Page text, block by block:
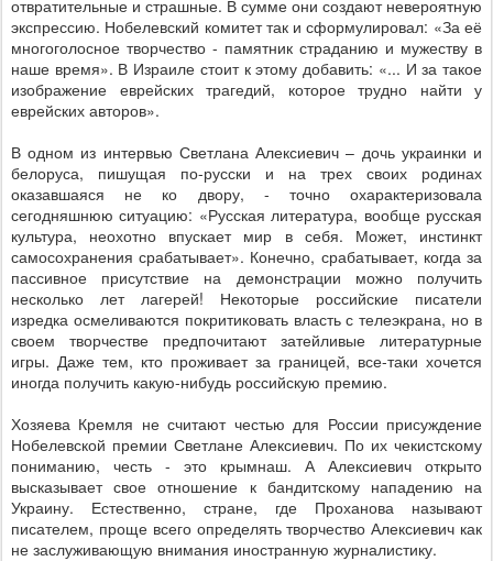
отвратительные и страшные. В сумме они создают невероятную
экспрессию. Нобелевский комитет так и сформулировал: «За её
многоголосное творчество - памятник страданию и мужеству в
наше время». В Израиле стоит к этому добавить: «... И за такое
изображение еврейских трагедий, которое трудно найти у
еврейских авторов».
В одном из интервью Светлана Алексиевич – дочь украинки и
белоруса, пишущая по-русски и на трех своих родинах
оказавшаяся не ко двору, - точно охарактеризовала
сегодняшнюю ситуацию: «Русская литература, вообще русская
культура, неохотно впускает мир в себя. Может, инстинкт
самосохранения срабатывает». Конечно, срабатывает, когда за
пассивное присутствие на демонстрации можно получить
несколько лет лагерей! Некоторые российские писатели
изредка осмеливаются покритиковать власть с телеэкрана, но в
своем творчестве предпочитают затейливые литературные
игры. Даже тем, кто проживает за границей, все-таки хочется
иногда получить какую-нибудь российскую премию.
Хозяева Кремля не считают честью для России присуждение
Нобелевской премии Светлане Алексиевич. По их чекистскому
пониманию, честь - это крымнаш. А Алексиевич открыто
высказывает свое отношение к бандитскому нападению на
Украину. Естественно, стране, где Проханова называют
писателем, проще всего определять творчество Алексиевич как
не заслуживающую внимания иностранную журналистику.